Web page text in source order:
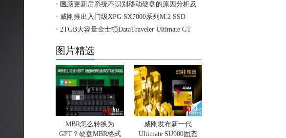
区
电脑更新后系统不识别移动硬盘的原因分析及
威刚推出入门级XPG SX7000系列M.2 SSD
2TGB大容量金士顿DataTraveler Ultimate GT
图片精选
MBR怎么转换为
GPT？硬盘MBR格式
威刚发布新一代
Ultimate SU900固态